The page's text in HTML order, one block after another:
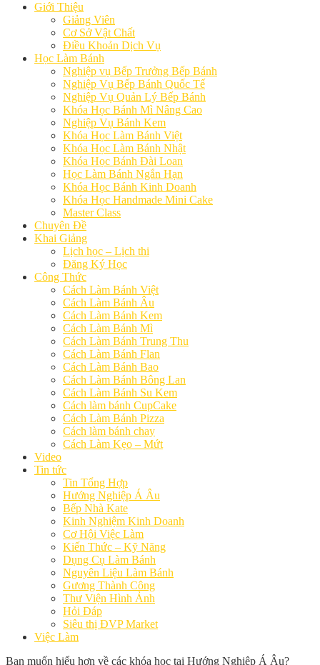
Giới Thiệu
Giảng Viên
Cơ Sở Vật Chất
Điều Khoản Dịch Vụ
Học Làm Bánh
Nghiệp vụ Bếp Trưởng Bếp Bánh
Nghiệp Vụ Bếp Bánh Quốc Tế
Nghiệp Vụ Quản Lý Bếp Bánh
Khóa Học Bánh Mì Nâng Cao
Nghiệp Vụ Bánh Kem
Khóa Học Làm Bánh Việt
Khóa Học Làm Bánh Nhật
Khóa Học Bánh Đài Loan
Học Làm Bánh Ngắn Hạn
Khóa Học Bánh Kinh Doanh
Khóa Học Handmade Mini Cake
Master Class
Chuyên Đề
Khai Giảng
Lịch học – Lịch thi
Đăng Ký Học
Công Thức
Cách Làm Bánh Việt
Cách Làm Bánh Âu
Cách Làm Bánh Kem
Cách Làm Bánh Mì
Cách Làm Bánh Trung Thu
Cách Làm Bánh Flan
Cách Làm Bánh Bao
Cách Làm Bánh Bông Lan
Cách Làm Bánh Su Kem
Cách làm bánh CupCake
Cách Làm Bánh Pizza
Cách làm bánh chay
Cách Làm Kẹo – Mứt
Video
Tin tức
Tin Tổng Hợp
Hướng Nghiệp Á Âu
Bếp Nhà Kate
Kinh Nghiệm Kinh Doanh
Cơ Hội Việc Làm
Kiến Thức – Kỹ Năng
Dụng Cụ Làm Bánh
Nguyên Liệu Làm Bánh
Gương Thành Công
Thư Viện Hình Ảnh
Hỏi Đáp
Siêu thị ĐVP Market
Việc Làm
Bạn muốn hiểu hơn về các khóa học tại Hướng Nghiệp Á Âu?